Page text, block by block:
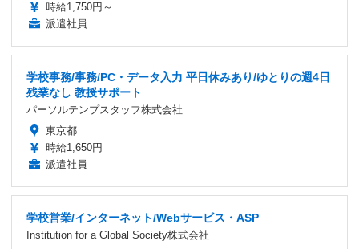
時給1,750円～
派遣社員
学校事務/事務/PC・データ入力 平日休みあり/ゆとりの週4日
残業なし 教授サポート
パーソルテンプスタッフ株式会社
東京都
時給1,650円
派遣社員
学校営業/インターネット/Webサービス・ASP
Institution for a Global Society株式会社